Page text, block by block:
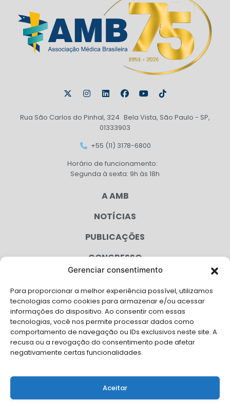
Gerenciar consentimento
Para proporcionar a melhor experiência possível, utilizamos
tecnologias como cookies para armazenar e/ou acessar
informações do dispositivo. Ao consentir com essas
tecnologias, você nos permite processar dados como
comportamento de navegação ou IDs exclusivos neste site. A
recusa ou a revogação do consentimento pode afetar
negativamente certas funcionalidades.
Aceitar
Rua São Carlos do Pinhal, 324 Bela Vista, São Paulo - SP,
01333903
+55 (11) 3178-6800
Horário de funcionamento:
Segunda à sexta: 9h às 18h
A AMB
NOTÍCIAS
PUBLICAÇÕES
CONGRESSO
CAMPANHAS
SERVIÇOS
FILIADAS
FALE CONOSCO